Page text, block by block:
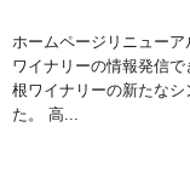
ホームページリニュー
ワイナリーの情報発信
根ワイナリーの新たな
た。 高...